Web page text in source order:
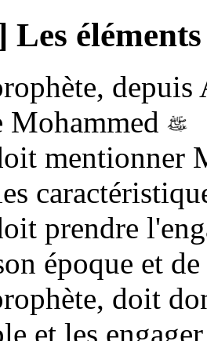
Les
Mohammed
mentionner
prendre
époque et
doit
et les